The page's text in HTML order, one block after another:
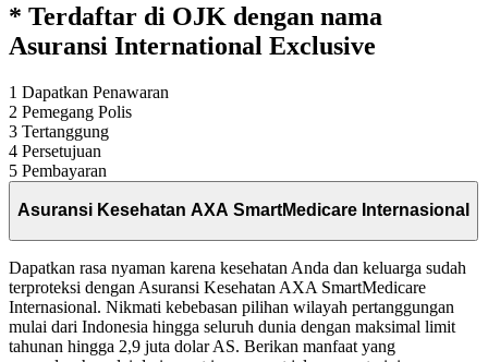
* Terdaftar di OJK dengan nama
Asuransi International Exclusive
1 Dapatkan Penawaran
2 Pemegang Polis
3 Tertanggung
4 Persetujuan
5 Pembayaran
Asuransi Kesehatan AXA SmartMedicare Internasional
Dapatkan rasa nyaman karena kesehatan Anda dan keluarga sudah
terproteksi dengan Asuransi Kesehatan AXA SmartMedicare
Internasional. Nikmati kebebasan pilihan wilayah pertanggungan
mulai dari Indonesia hingga seluruh dunia dengan maksimal limit
tahunan hingga 2,9 juta dolar AS. Berikan manfaat yang